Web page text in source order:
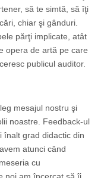
să te simtă, să îţi
chiar şi gânduri.
părţi implicate, atât
opera de artă pe care
publicul auditor.
mesajul nostru şi
noastre. Feedback-ul
înalt grad didactic din
atunci când
cu